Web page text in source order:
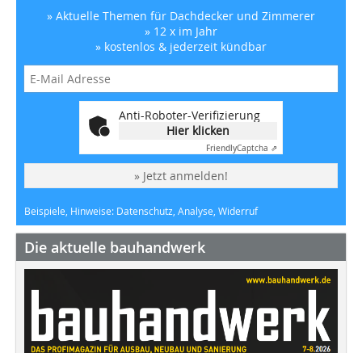
» Aktuelle Themen für Dachdecker und Zimmerer
» 12 x im Jahr
» kostenlos & jederzeit kündbar
Anti-Roboter-Verifizierung
Hier klicken
FriendlyCaptcha ⇗
» Jetzt anmelden!
Beispiele, Hinweise: Datenschutz, Analyse, Widerruf
Die aktuelle bauhandwerk